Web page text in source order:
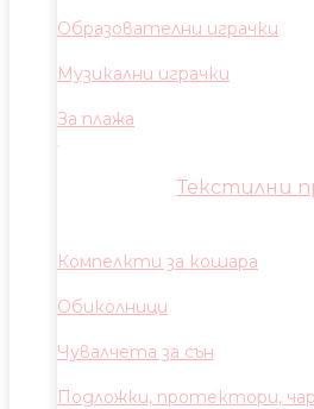
Образователни играчки
Музикални играчки
За плажа
Текстилни
Компелкти за кошара
Обиколници
Чувалчета за сън
Подложки, протектори,